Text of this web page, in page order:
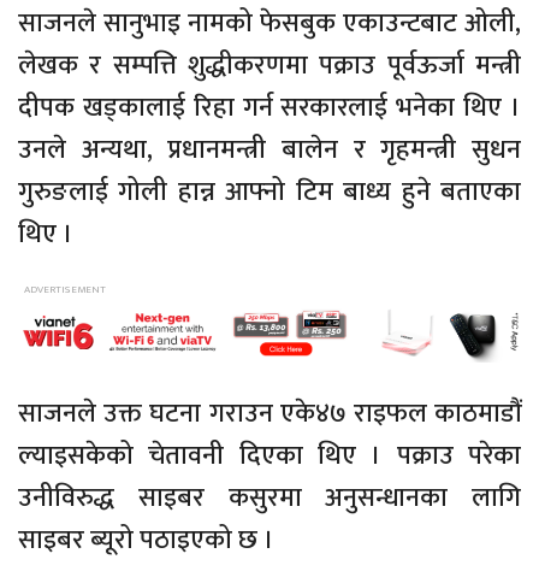
साजनले सानुभाइ नामको फेसबुक एकाउन्टबाट ओली,
लेखक र सम्पत्ति शुद्धीकरणमा पक्राउ पूर्वऊर्जा मन्त्री
दीपक खड्कालाई रिहा गर्न सरकारलाई भनेका थिए ।
उनले अन्यथा, प्रधानमन्त्री बालेन र गृहमन्त्री सुधन
गुरुङलाई गोली हान्न आफ्नो टिम बाध्य हुने बताएका
थिए ।
साजनले उक्त घटना गराउन एके४७ राइफल काठमाडौं
ल्याइसकेको चेतावनी दिएका थिए । पक्राउ परेका
उनीविरुद्ध साइबर कसुरमा अनुसन्धानका लागि
साइबर ब्यूरो पठाइएको छ ।